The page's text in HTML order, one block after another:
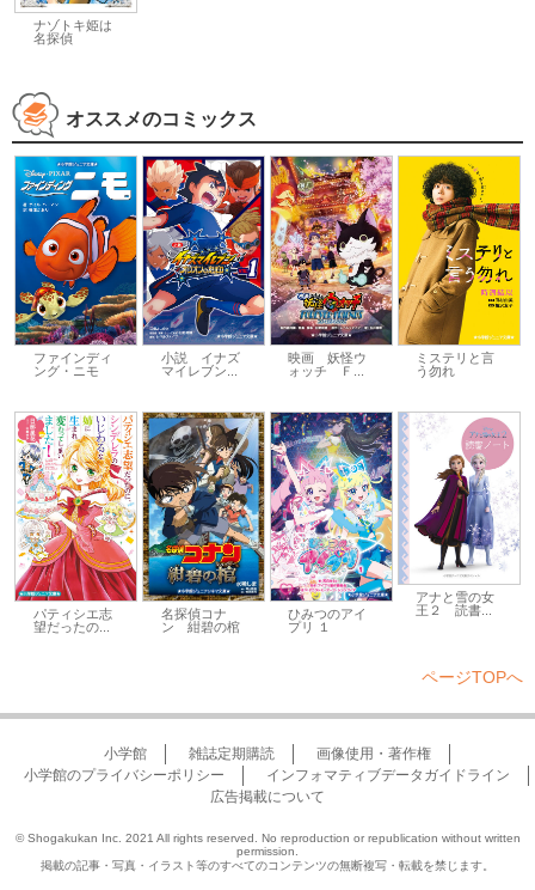
ナゾトキ姫は
名探偵
オススメのコミックス
ファインディ
ング・ニモ
小説 イナズ
マイレブン...
映画 妖怪ウ
ォッチ Ｆ...
ミステリと言
う勿れ
パティシエ志
望だったの...
名探偵コナ
ン 紺碧の棺
ひみつのアイ
プリ １
アナと雪の女
王２ 読書...
ページTOPへ
小学館 雑誌定期購読
画像使用・著作権
小学館のプライバシーポリシー
インフォマティブデータガイドライン
広告掲載について
© Shogakukan Inc. 2021 All rights reserved. No reproduction or republication without written
permission.
掲載の記事・写真・イラスト等のすべてのコンテンツの無断複写・転載を禁じます。